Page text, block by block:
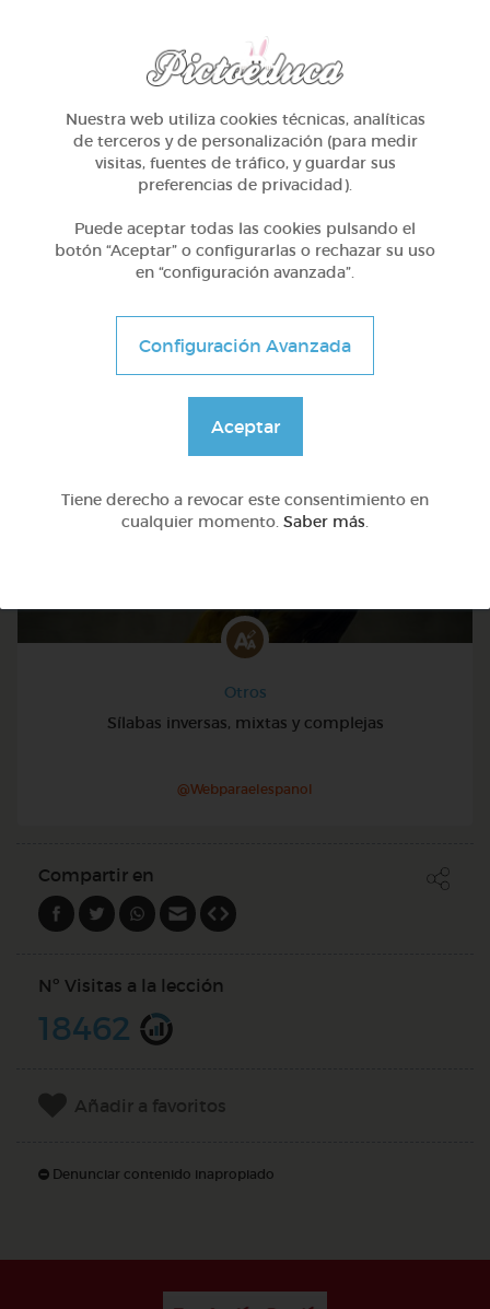
Otros
Sílabas directas: iniciales y finales
Otros
Sílabas inversas, mixtas y complejas
@Webparaelespanol
Compartir en
Nº Visitas a la lección
18462
Añadir a favoritos
Denunciar contenido inapropiado
Nuestra web utiliza cookies técnicas, analíticas
de terceros y de personalización (para medir
visitas, fuentes de tráfico, y guardar sus
preferencias de privacidad).
Puede aceptar todas las cookies pulsando el
botón “Aceptar” o configurarlas o rechazar su uso
en “configuración avanzada”.
Configuración Avanzada
Aceptar
Tiene derecho a revocar este consentimiento en
cualquier momento. Saber más.